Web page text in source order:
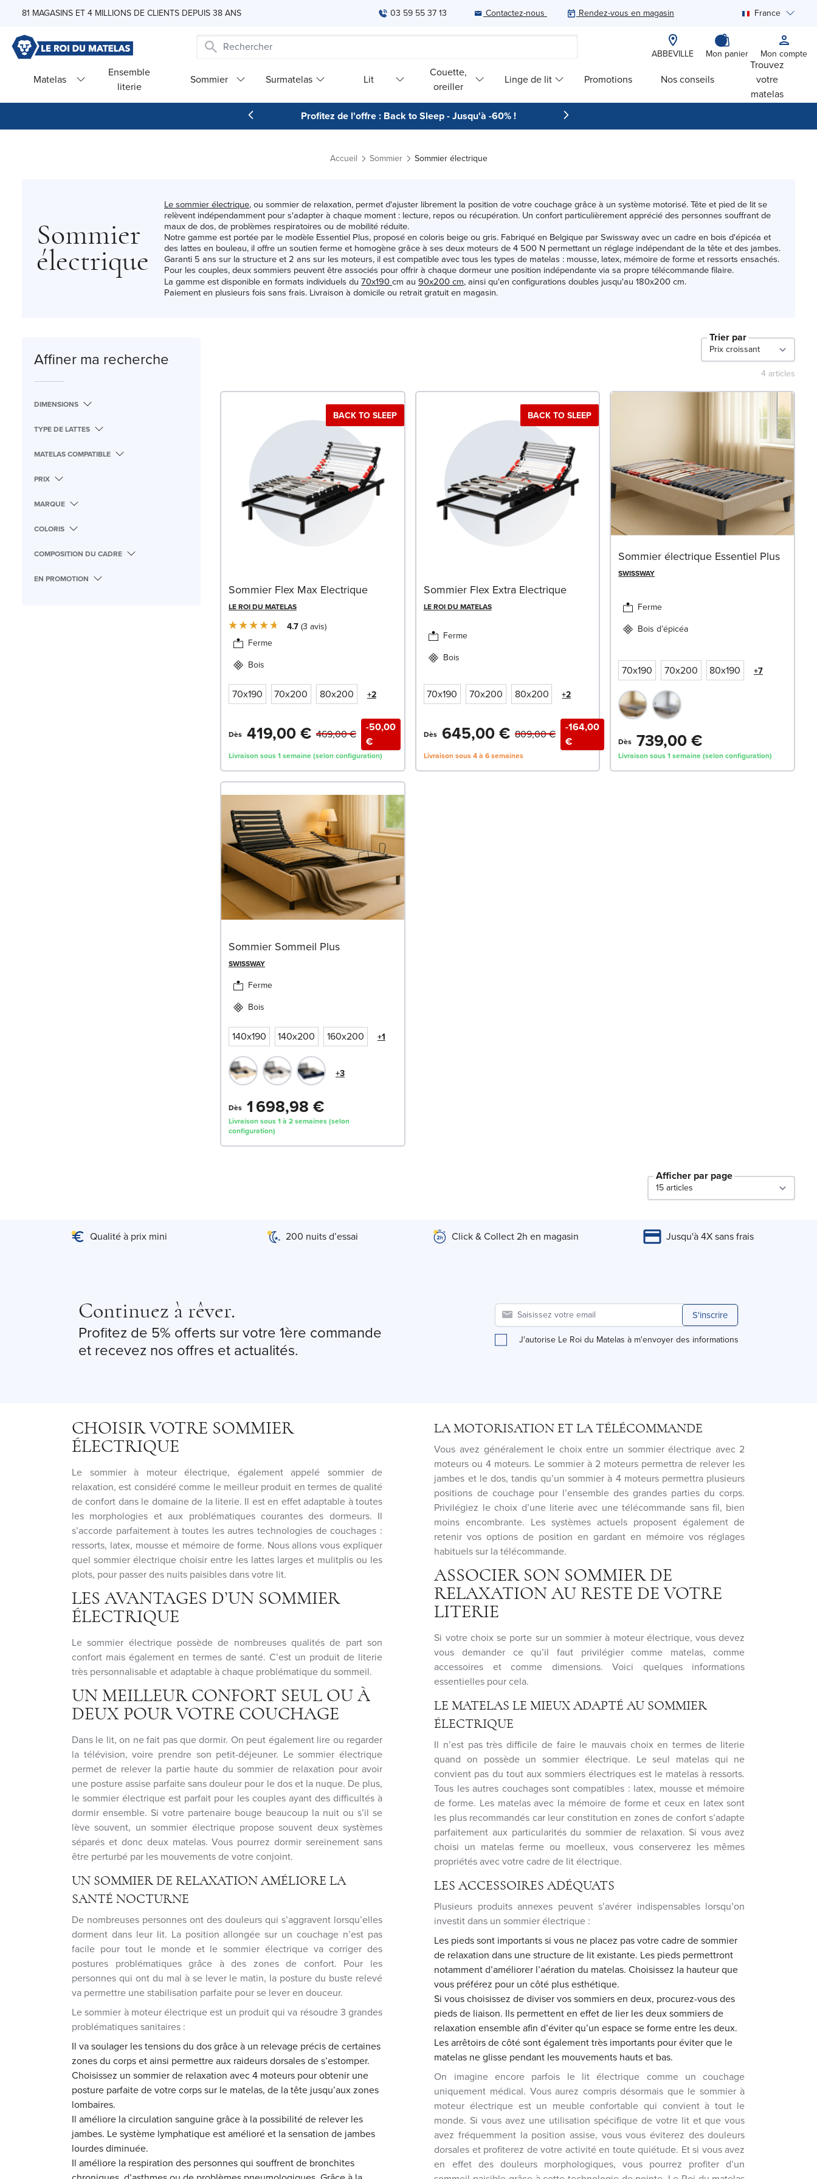
Skip to Content
81 MAGASINS ET 4 MILLIONS DE CLIENTS DEPUIS 38 ANS 03 59 55 37 13 Contactez-nous Rendez-vous en magasin France
ABBEVILLE Mon panier Mon compte
Matelas
Ensemble
literie
Sommier Surmatelas Lit
Couette,
oreiller
Linge de lit Promotions Nos conseils
Trouvez
votre
matelas
Profitez de l'offre : Back to Sleep - Jusqu'à -60% !
Accueil Sommier Sommier électrique
Sommier
électrique
Le sommier électrique, ou sommier de relaxation, permet d'ajuster librement la position de votre couchage grâce à un système motorisé. Tête et pied de lit se
relèvent indépendamment pour s'adapter à chaque moment : lecture, repos ou récupération. Un confort particulièrement apprécié des personnes souffrant de
maux de dos, de problèmes respiratoires ou de mobilité réduite.
Notre gamme est portée par le modèle Essentiel Plus, proposé en coloris beige ou gris. Fabriqué en Belgique par Swissway avec un cadre en bois d'épicéa et
des lattes en bouleau, il offre un soutien ferme et homogène grâce à ses deux moteurs de 4 500 N permettant un réglage indépendant de la tête et des jambes.
Garanti 5 ans sur la structure et 2 ans sur les moteurs, il est compatible avec tous les types de matelas : mousse, latex, mémoire de forme et ressorts ensachés.
Pour les couples, deux sommiers peuvent être associés pour offrir à chaque dormeur une position indépendante via sa propre télécommande filaire.
La gamme est disponible en formats individuels du 70x190cm au 90x200 cm, ainsi qu'en configurations doubles jusqu'au 180x200 cm.
Paiement en plusieurs fois sans frais. Livraison à domicile ou retrait gratuit en magasin.
Affiner ma recherche
DIMENSIONS
TYPE DE LATTES
MATELAS COMPATIBLE
PRIX
MARQUE
COLORIS
COMPOSITION DU CADRE
EN PROMOTION
Trier par
4 articles
BACK TO SLEEP
Sommier Flex Max Electrique
LE ROI DU MATELAS
4.7 3 avis
Ferme
Bois
70x190 70x200 80x200 +2
Dès 419,00 €
-50,00
€
469,00 €
Livraison sous 1 semaine (selon configuration)
BACK TO SLEEP
Sommier Flex Extra Electrique
LE ROI DU MATELAS
Ferme
Bois
70x190 70x200 80x200 +2
Dès 645,00 €
-164,00
€
809,00 €
Livraison sous 4 à 6 semaines
Sommier électrique Essentiel Plus
SWISSWAY
Ferme
Bois d’épicéa
70x190 70x200 80x190 +7
Dès 739,00 €
Livraison sous 1 semaine (selon configuration)
Sommier Sommeil Plus
SWISSWAY
Ferme
Bois
140x190 140x200 160x200 +1
+3
Dès 1 698,98 €
Livraison sous 1 à 2 semaines (selon
configuration)
Afficher par page
Qualité à prix mini 200 nuits d’essai Click & Collect 2h en magasin Jusqu'à 4X sans frais
Continuez à rêver.
Profitez de 5% offerts sur votre 1ère commande
et recevez nos offres et actualités.
S'inscrire
J'autorise Le Roi du Matelas à m'envoyer des informations
CHOISIR VOTRE SOMMIER
ÉLECTRIQUE
Le sommier à moteur électrique, également appelé sommier de
relaxation, est considéré comme le meilleur produit en termes de qualité
de confort dans le domaine de la literie. Il est en effet adaptable à toutes
les morphologies et aux problématiques courantes des dormeurs. Il
s’accorde parfaitement à toutes les autres technologies de couchages :
ressorts, latex, mousse et mémoire de forme. Nous allons vous expliquer
quel sommier électrique choisir entre les lattes larges et mulitplis ou les
plots, pour passer des nuits paisibles dans votre lit.
LES AVANTAGES D’UN SOMMIER
ÉLECTRIQUE
Le sommier électrique possède de nombreuses qualités de part son
confort mais également en termes de santé. C’est un produit de literie
très personnalisable et adaptable à chaque problématique du sommeil.
UN MEILLEUR CONFORT SEUL OU À
DEUX POUR VOTRE COUCHAGE
Dans le lit, on ne fait pas que dormir. On peut également lire ou regarder
la télévision, voire prendre son petit-déjeuner. Le sommier électrique
permet de relever la partie haute du sommier de relaxation pour avoir
une posture assise parfaite sans douleur pour le dos et la nuque. De plus,
le sommier électrique est parfait pour les couples ayant des difficultés à
dormir ensemble. Si votre partenaire bouge beaucoup la nuit ou s’il se
lève souvent, un sommier électrique propose souvent deux systèmes
séparés et donc deux matelas. Vous pourrez dormir sereinement sans
être perturbé par les mouvements de votre conjoint.
UN SOMMIER DE RELAXATION AMÉLIORE LA
SANTÉ NOCTURNE
De nombreuses personnes ont des douleurs qui s’aggravent lorsqu’elles
dorment dans leur lit. La position allongée sur un couchage n’est pas
facile pour tout le monde et le sommier électrique va corriger des
postures problématiques grâce à des zones de confort. Pour les
personnes qui ont du mal à se lever le matin, la posture du buste relevé
va permettre une stabilisation parfaite pour se lever en douceur.
Le sommier à moteur électrique est un produit qui va résoudre 3 grandes
problématiques sanitaires :
Il va soulager les tensions du dos grâce à un relevage précis de certaines
zones du corps et ainsi permettre aux raideurs dorsales de s’estomper.
Choisissez un sommier de relaxation avec 4 moteurs pour obtenir une
posture parfaite de votre corps sur le matelas, de la tête jusqu’aux zones
lombaires.
Il améliore la circulation sanguine grâce à la possibilité de relever les
jambes. Le système lymphatique est amélioré et la sensation de jambes
lourdes diminuée.
Il améliore la respiration des personnes qui souffrent de bronchites
LA MOTORISATION ET LA TÉLÉCOMMANDE
Vous avez généralement le choix entre un sommier électrique avec 2
moteurs ou 4 moteurs. Le sommier à 2 moteurs permettra de relever les
jambes et le dos, tandis qu’un sommier à 4 moteurs permettra plusieurs
positions de couchage pour l’ensemble des grandes parties du corps.
Privilégiez le choix d’une literie avec une télécommande sans fil, bien
moins encombrante. Les systèmes actuels proposent également de
retenir vos options de position en gardant en mémoire vos réglages
habituels sur la télécommande.
ASSOCIER SON SOMMIER DE
RELAXATION AU RESTE DE VOTRE
LITERIE
Si votre choix se porte sur un sommier à moteur électrique, vous devez
vous demander ce qu’il faut privilégier comme matelas, comme
accessoires et comme dimensions. Voici quelques informations
essentielles pour cela.
LE MATELAS LE MIEUX ADAPTÉ AU SOMMIER
ÉLECTRIQUE
Il n’est pas très difficile de faire le mauvais choix en termes de literie
quand on possède un sommier électrique. Le seul matelas qui ne
convient pas du tout aux sommiers électriques est le matelas à ressorts.
Tous les autres couchages sont compatibles : latex, mousse et mémoire
de forme. Les matelas avec la mémoire de forme et ceux en latex sont
les plus recommandés car leur constitution en zones de confort s’adapte
parfaitement aux particularités du sommier de relaxation. Si vous avez
choisi un matelas ferme ou moelleux, vous conserverez les mêmes
propriétés avec votre cadre de lit électrique.
LES ACCESSOIRES ADÉQUATS
Plusieurs produits annexes peuvent s’avérer indispensables lorsqu’on
investit dans un sommier électrique :
Les pieds sont importants si vous ne placez pas votre cadre de sommier
de relaxation dans une structure de lit existante. Les pieds permettront
notamment d’améliorer l’aération du matelas. Choisissez la hauteur que
vous préférez pour un côté plus esthétique.
Si vous choisissez de diviser vos sommiers en deux, procurez-vous des
pieds de liaison. Ils permettent en effet de lier les deux sommiers de
relaxation ensemble afin d’éviter qu’un espace se forme entre les deux.
Les arrêtoirs de côté sont également très importants pour éviter que le
matelas ne glisse pendant les mouvements hauts et bas.
On imagine encore parfois le lit électrique comme un couchage
uniquement médical. Vous aurez compris désormais que le sommier à
moteur électrique est un meuble confortable qui convient à tout le
monde. Si vous avez une utilisation spécifique de votre lit et que vous
avez fréquemment la position assise, vous vous éviterez des douleurs
dorsales et profiterez de votre activité en toute quiétude. Et si vous avez
en effet des douleurs morphologiques, vous pourrez profiter d’un